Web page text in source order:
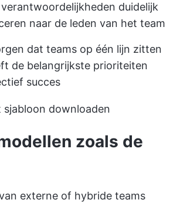
duidelijk
naar de leden van het team
dat teams op één lijn zitten
de belangrijkste prioriteiten
succes
sjabloon downloaden
zoals de
externe of hybride teams